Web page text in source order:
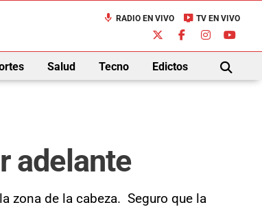
mic RADIO EN VIVO live_tv TV EN VIVO
Salud Tecno Edictos
BUSCAR
adelante
zona de la cabeza. Seguro que la